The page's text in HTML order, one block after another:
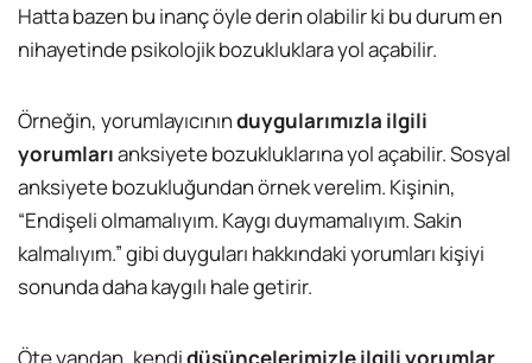
Hatta bazen bu inanç öyle derin olabilir ki bu durum en
nihayetinde psikolojik bozukluklara yol açabilir.
Örneğin, yorumlayıcınınduygularımızla ilgili
yorumlarıanksiyete bozukluklarına yol açabilir. Sosyal
anksiyete bozukluğundan örnek verelim. Kişinin,
“Endişeli olmamalıyım. Kaygı duymamalıyım. Sakin
kalmalıyım.” gibi duyguları hakkındaki yorumları kişiyi
sonunda daha kaygılı hale getirir.